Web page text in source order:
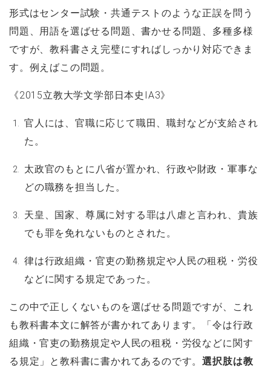
形式はセンター試験・共通テストのような正誤を問う
問題、用語を選ばせる問題、書かせる問題、多種多様
ですが、教科書さえ完璧にすればしっかり対応できま
す。例えばこの問題。
《2015立教大学文学部日本史ⅠA3》
官人には、官職に応じて職田、職封などが支給され
た。
太政官のもとに八省が置かれ、行政や財政・軍事な
どの職務を担当した。
天皇、国家、尊属に対する罪は八虐と言われ、貴族
でも罪を免れないものとされた。
律は行政組織・官吏の勤務規定や人民の租税・労役
などに関する規定であった。
この中で正しくないものを選ばせる問題ですが、これ
も教科書本文に解答が書かれてあります。「令は行政
組織・官吏の勤務規定や人民の租税・労役などに関す
る規定」と教科書に書かれてあるのです。選択肢は教